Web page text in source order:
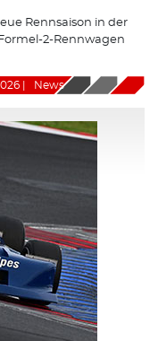
Rennsaison in der
2-Rennwagen
News